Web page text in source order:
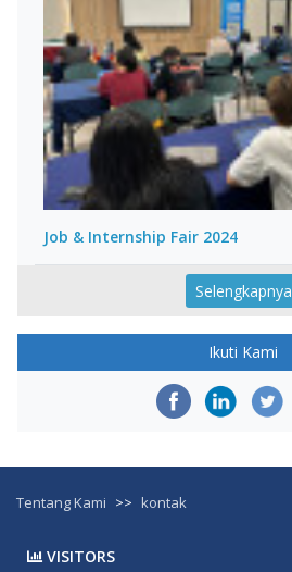
Job & Internship Fair 2024
Selengkapnya
Ikuti Kami
Tentang Kami >> kontak
VISITORS